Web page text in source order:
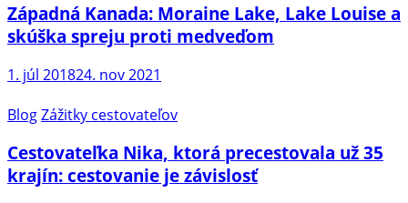
Západná Kanada: Moraine Lake, Lake Louise a
skúška spreju proti medveďom
1. júl 201824. nov 2021
BlogZážitky cestovateľov
Cestovateľka Nika, ktorá precestovala už 35
krajín: cestovanie je závislosť